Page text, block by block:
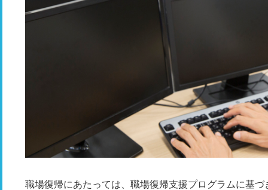
職場復帰にあたっては、職場復帰支援プログラムに基